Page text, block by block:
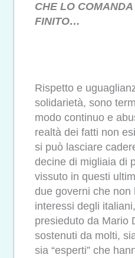
CHE LO
FINITO…
Rispetto e
solidarietà, sono
modo continuo e
realtà dei fatti non
si può lasciare
decine di migliaia di
vissuto in questi
due governi che non
interessi degli
presieduto da Mario
sostenuti da molti,
sia “esperti” che